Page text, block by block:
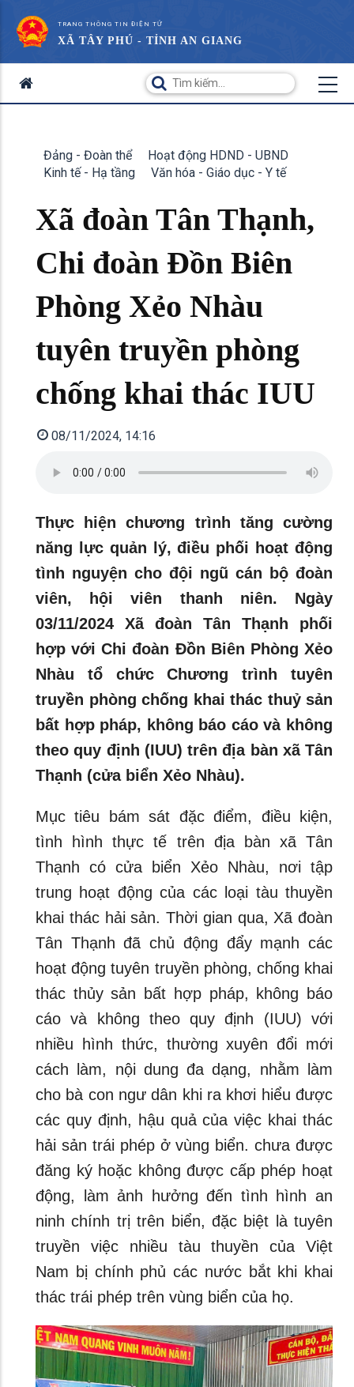
TRANG THÔNG TIN ĐIỆN TỬ
XÃ TÂY PHÚ - TỈNH AN GIANG
Đảng - Đoàn thể
Hoạt động HDND - UBND
Kinh tế - Hạ tầng
Văn hóa - Giáo dục - Y tế
Xã đoàn Tân Thạnh,
Chi đoàn Đồn Biên
Phòng Xẻo Nhàu
tuyên truyền phòng
chống khai thác IUU
08/11/2024, 14:16
Thực hiện chương trình tăng cường
năng lực quản lý, điều phối hoạt động
tình nguyện cho đội ngũ cán bộ đoàn
viên, hội viên thanh niên. Ngày
03/11/2024 Xã đoàn Tân Thạnh phối
hợp với Chi đoàn Đồn Biên Phòng Xẻo
Nhàu tổ chức Chương trình tuyên
truyền phòng chống khai thác thuỷ sản
bất hợp pháp, không báo cáo và không
theo quy định (IUU) trên địa bàn xã Tân
Thạnh (cửa biển Xẻo Nhàu).
Mục tiêu bám sát đặc điểm, điều kiện,
tình hình thực tế trên địa bàn xã Tân
Thạnh có cửa biển Xẻo Nhàu, nơi tập
trung hoạt động của các loại tàu thuyền
khai thác hải sản. Thời gian qua, Xã đoàn
Tân Thạnh đã chủ động đẩy mạnh các
hoạt động tuyên truyền phòng, chống khai
thác thủy sản bất hợp pháp, không báo
cáo và không theo quy định (IUU) với
nhiều hình thức, thường xuyên đổi mới
cách làm, nội dung đa dạng, nhằm làm
cho bà con ngư dân khi ra khơi hiểu được
các quy định, hậu quả của việc khai thác
hải sản trái phép ở vùng biển. chưa được
đăng ký hoặc không được cấp phép hoạt
động, làm ảnh hưởng đến tình hình an
ninh chính trị trên biển, đặc biệt là tuyên
truyền việc nhiều tàu thuyền của Việt
Nam bị chính phủ các nước bắt khi khai
thác trái phép trên vùng biển của họ.